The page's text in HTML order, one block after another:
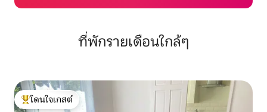
ที่พักรายเดือนใกล้ๆ
โดนใจเกสต์ที่สุด
โดนใจเกสต์